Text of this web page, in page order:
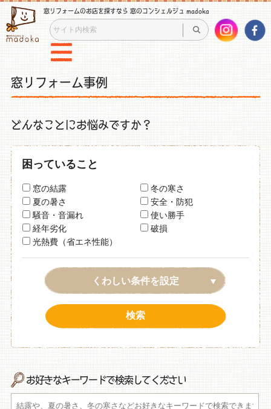
窓リフォームのお店を探すなら 窓のコンシェルジュ madoka
窓リフォーム事例
どんなことにお悩みですか？
困っていること
窓の結露
冬の寒さ
夏の暑さ
安全・防犯
騒音・音漏れ
使い勝手
経年劣化
破損
光熱費（省エネ性能）
くわしい条件を設定
お好きなキーワードで検索してください